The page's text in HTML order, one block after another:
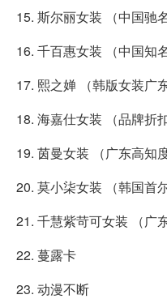
15. 斯尔丽女装 （中国驰
16. 千百惠女装 （中国知
17. 熙之婵 （韩版女装广
18. 海嘉仕女装 （品牌折
19. 茵曼女装 （广东高知
20. 莫小柒女装 （韩国首
21. 千慧紫苛可女装 （广
22. 蔓露卡
23. 动漫不断